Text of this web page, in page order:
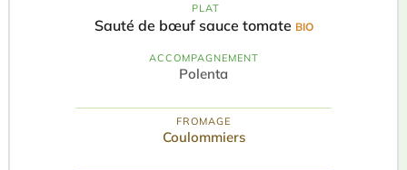
️ PLAT
Sauté de bœuf sauce tomate BIO
ACCOMPAGNEMENT
Polenta
FROMAGE
Coulommiers